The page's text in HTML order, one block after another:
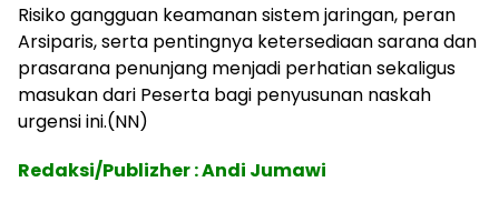
Risiko gangguan keamanan sistem jaringan, peran
Arsiparis, serta pentingnya ketersediaan sarana dan
prasarana penunjang menjadi perhatian sekaligus
masukan dari Peserta bagi penyusunan naskah
urgensi ini.(NN)
Redaksi/Publizher : Andi Jumawi